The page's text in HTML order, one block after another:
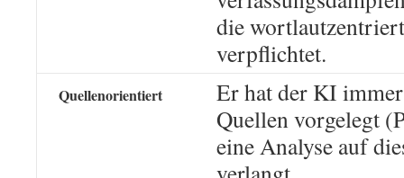
die
verpflichtet.
Quellenorientiert
Er hat der KI
Quellen vorgelegt
eine Analyse auf